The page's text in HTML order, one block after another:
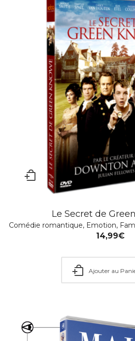
Le Secret de
Comédie romantique, Emotion,
14,99€
Ajouter au